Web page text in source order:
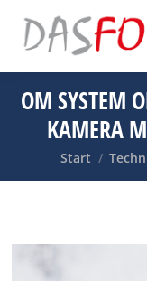
OM SYSTEM
KAMERA
Sie
Start